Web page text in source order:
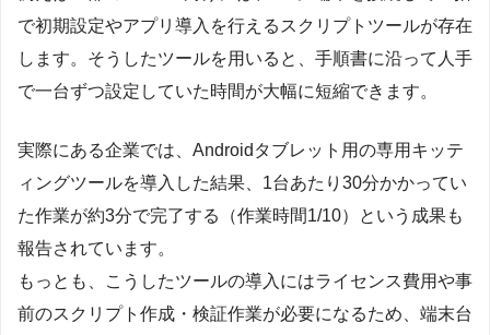
で初期設定やアプリ導入を行えるスクリプトツールが存在
します。そうしたツールを用いると、手順書に沿って人手
で一台ずつ設定していた時間が大幅に短縮できます。
実際にある企業では、Androidタブレット用の専用キッテ
ィングツールを導入した結果、1台あたり30分かかってい
た作業が約3分で完了する（作業時間1/10）という成果も
報告されています。
もっとも、こうしたツールの導入にはライセンス費用や事
前のスクリプト作成・検証作業が必要になるため、端末台